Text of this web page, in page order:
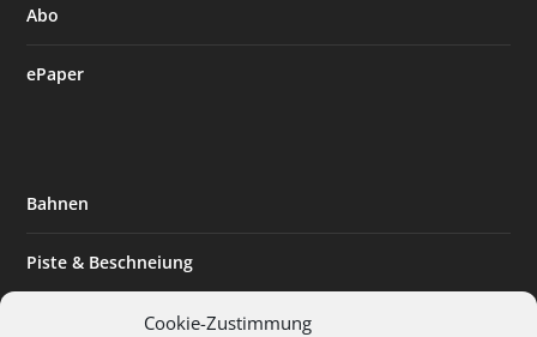
Cookie-Zustimmung
Abo
ePaper
Bahnen
Piste & Beschneiung